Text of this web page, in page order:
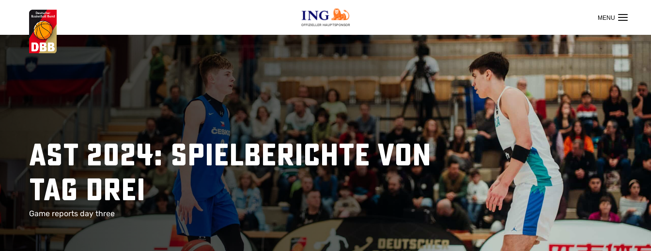
OFFIZIELLER HAUPTSPONSOR
Suchvorschläge
Lorem Ipsum
AST 2024: Spielberichte von
Tag drei
Game reports day three